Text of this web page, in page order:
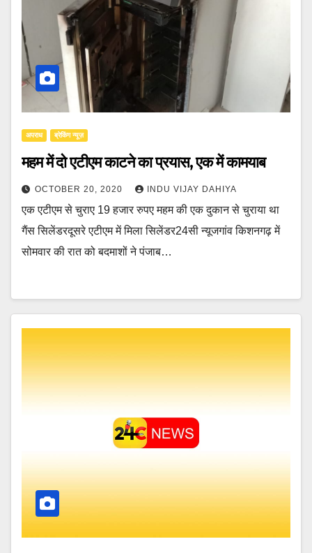
अपराध ब्रेकिंग न्यूज़
महम में दो एटीएम काटने का प्रयास, एक में कामयाब
OCTOBER 20, 2020 INDU VIJAY DAHIYA
एक एटीएम से चुराए 19 हजार रुपए महम की एक दुकान से चुराया था
गैंस सिलेंडरदूसरे एटीएम में मिला सिलेंडर24सी न्यूजगांव किशनगढ़ में
सोमवार की रात को बदमाशों ने पंजाब…